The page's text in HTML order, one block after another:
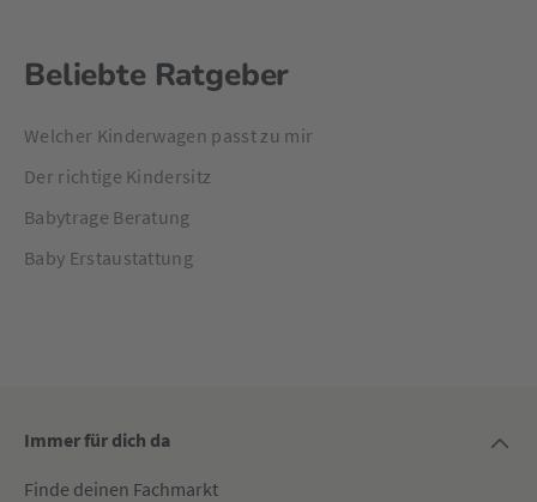
Beliebte Ratgeber
Welcher Kinderwagen passt zu mir
Der richtige Kindersitz
Babytrage Beratung
Baby Erstaustattung
Immer für dich da
Finde deinen Fachmarkt